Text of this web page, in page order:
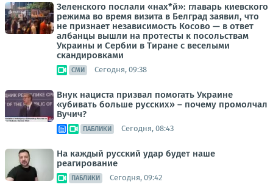
Зеленского послали «нах*й»: главарь киевского
режима во время визита в Белград заявил, что
не признает независимость Косово — в ответ
албанцы вышли на протесты к посольствам
Украины и Сербии в Тиране с веселыми
скандировками
СМИ Сегодня, 09:38
Внук нациста призвал помогать Украине
«убивать больше русских» – почему промолчал
Вучич?
ПАБЛИКИ Сегодня, 08:43
На каждый русский удар будет наше
реагирование
ПАБЛИКИ Сегодня, 09:42